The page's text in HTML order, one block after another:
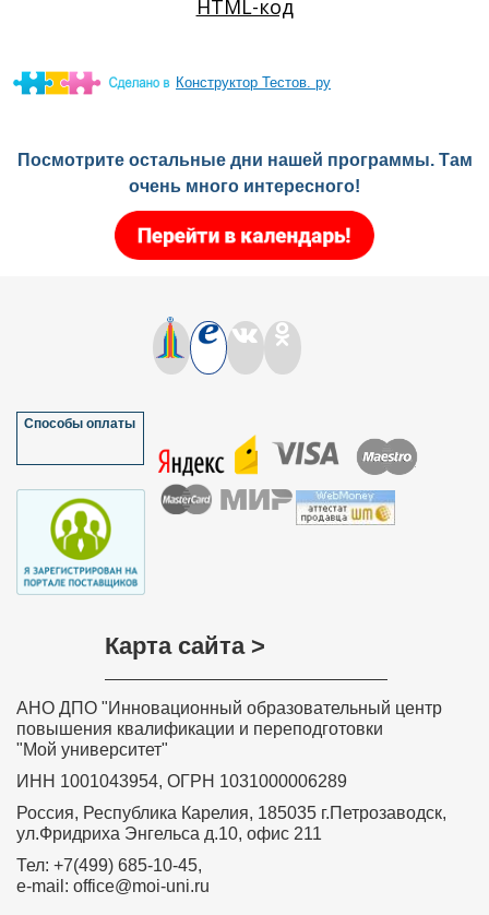
Конструктор Тестов. ру
Посмотрите остальные дни нашей программы. Там
очень много интересного!
Способы оплаты
Карта сайта >
АНО ДПО "Инновационный образовательный центр
повышения квалификации и переподготовки
"Мой университет"
ИНН 1001043954, ОГРН 1031000006289
Россия, Республика Карелия, 185035 г.Петрозаводск,
ул.Фридриха Энгельса д.10, офис 211
Тел: +7(499) 685-10-45,
e-mail: office@moi-uni.ru